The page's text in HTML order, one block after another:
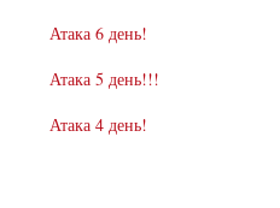
Атака 6 день!
Атака 5 день!!!
Атака 4 день!